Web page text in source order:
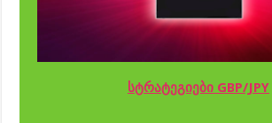
სტრატეგიები GBP/JPY